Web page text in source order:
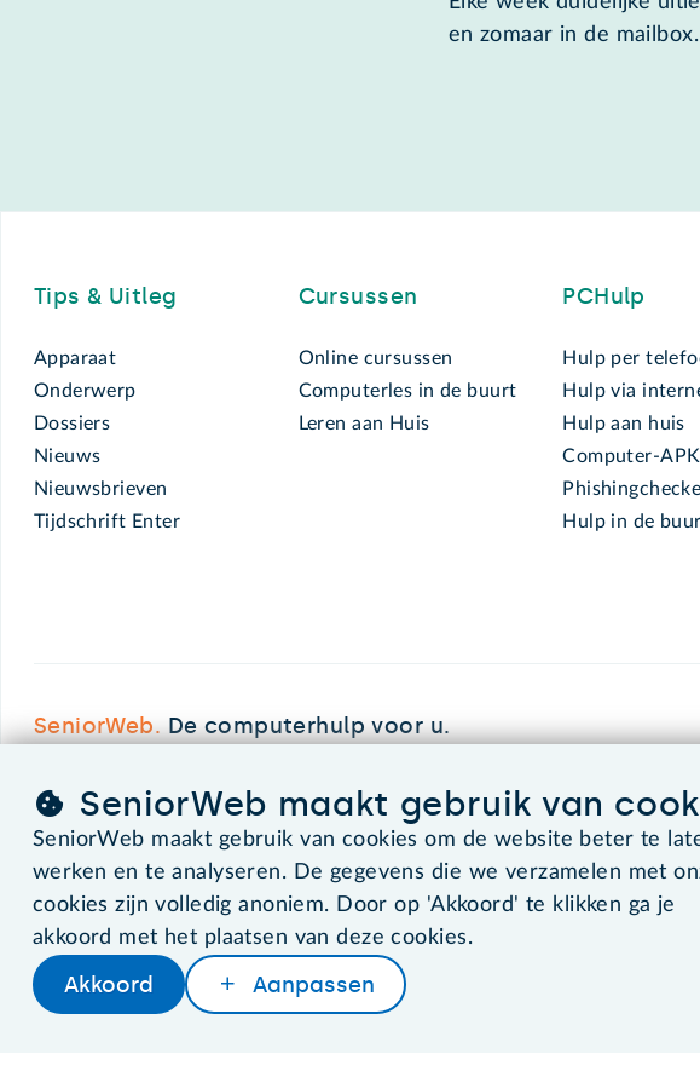
en zomaar in de mailbox.
Tips & Uitleg
Apparaat
Onderwerp
Dossiers
Nieuws
Nieuwsbrieven
Tijdschrift Enter
Cursussen
Online cursussen
Computerles in de buurt
Leren aan Huis
PCHulp
Hulp per
Hulp via
Hulp aan huis
Computer-APK
Hulp in de
SeniorWeb.De computerhulp voor u.
©2026 SeniorWeb
SeniorWeb maakt gebruik van
SeniorWeb maakt gebruik van cookies om de website beter te
werken en te analyseren. De gegevens die we verzamelen met
cookies zijn volledig anoniem. Door op 'Akkoord' te klikken ga je
akkoord met het plaatsen van deze cookies.
Akkoord Aanpassen